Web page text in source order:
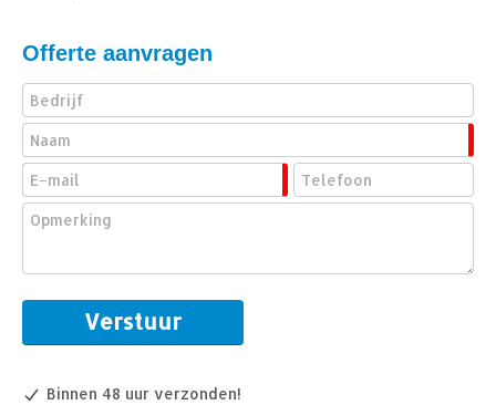
Offerte aanvragen
Binnen 48 uur verzonden!